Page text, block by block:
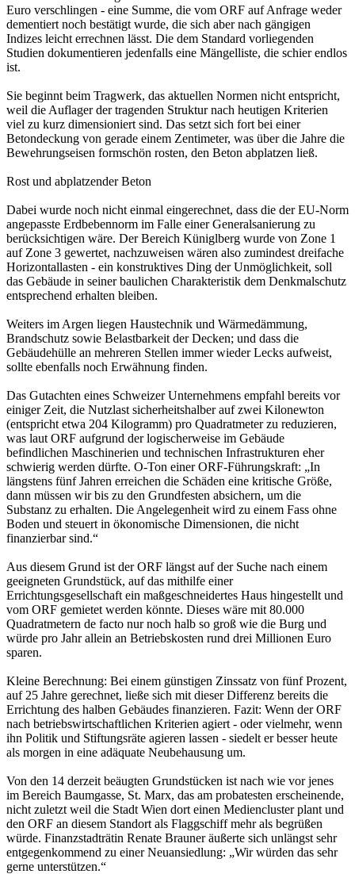
Euro verschlingen - eine Summe, die vom ORF auf Anfrage weder
dementiert noch bestätigt wurde, die sich aber nach gängigen
Indizes leicht errechnen lässt. Die dem Standard vorliegenden
Studien dokumentieren jedenfalls eine Mängelliste, die schier endlos
ist.
Sie beginnt beim Tragwerk, das aktuellen Normen nicht entspricht,
weil die Auflager der tragenden Struktur nach heutigen Kriterien
viel zu kurz dimensioniert sind. Das setzt sich fort bei einer
Betondeckung von gerade einem Zentimeter, was über die Jahre die
Bewehrungseisen formschön rosten, den Beton abplatzen ließ.
Rost und abplatzender Beton
Dabei wurde noch nicht einmal eingerechnet, dass die der EU-Norm
angepasste Erdbebennorm im Falle einer Generalsanierung zu
berücksichtigen wäre. Der Bereich Küniglberg wurde von Zone 1
auf Zone 3 gewertet, nachzuweisen wären also zumindest dreifache
Horizontallasten - ein konstruktives Ding der Unmöglichkeit, soll
das Gebäude in seiner baulichen Charakteristik dem Denkmalschutz
entsprechend erhalten bleiben.
Weiters im Argen liegen Haustechnik und Wärmedämmung,
Brandschutz sowie Belastbarkeit der Decken; und dass die
Gebäudehülle an mehreren Stellen immer wieder Lecks aufweist,
sollte ebenfalls noch Erwähnung finden.
Das Gutachten eines Schweizer Unternehmens empfahl bereits vor
einiger Zeit, die Nutzlast sicherheitshalber auf zwei Kilonewton
(entspricht etwa 204 Kilogramm) pro Quadratmeter zu reduzieren,
was laut ORF aufgrund der logischerweise im Gebäude
befindlichen Maschinerien und technischen Infrastrukturen eher
schwierig werden dürfte. O-Ton einer ORF-Führungskraft: „In
längstens fünf Jahren erreichen die Schäden eine kritische Größe,
dann müssen wir bis zu den Grundfesten absichern, um die
Substanz zu erhalten. Die Angelegenheit wird zu einem Fass ohne
Boden und steuert in ökonomische Dimensionen, die nicht
finanzierbar sind.“
Aus diesem Grund ist der ORF längst auf der Suche nach einem
geeigneten Grundstück, auf das mithilfe einer
Errichtungsgesellschaft ein maßgeschneidertes Haus hingestellt und
vom ORF gemietet werden könnte. Dieses wäre mit 80.000
Quadratmetern de facto nur noch halb so groß wie die Burg und
würde pro Jahr allein an Betriebskosten rund drei Millionen Euro
sparen.
Kleine Berechnung: Bei einem günstigen Zinssatz von fünf Prozent,
auf 25 Jahre gerechnet, ließe sich mit dieser Differenz bereits die
Errichtung des halben Gebäudes finanzieren. Fazit: Wenn der ORF
nach betriebswirtschaftlichen Kriterien agiert - oder vielmehr, wenn
ihn Politik und Stiftungsräte agieren lassen - siedelt er besser heute
als morgen in eine adäquate Neubehausung um.
Von den 14 derzeit beäugten Grundstücken ist nach wie vor jenes
im Bereich Baumgasse, St. Marx, das am probatesten erscheinende,
nicht zuletzt weil die Stadt Wien dort einen Mediencluster plant und
den ORF an diesem Standort als Flaggschiff mehr als begrüßen
würde. Finanzstadträtin Renate Brauner äußerte sich unlängst sehr
entgegenkommend zu einer Neuansiedlung: „Wir würden das sehr
gerne unterstützen.“